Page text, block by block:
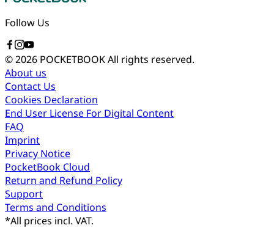
Follow Us
© 2026 POCKETBOOKAll rights reserved.
About us
Contact Us
Cookies Declaration
End User License For Digital Content
FAQ
Imprint
Privacy Notice
PocketBook Cloud
Return and Refund Policy
Support
Terms and Conditions
*All prices incl. VAT.